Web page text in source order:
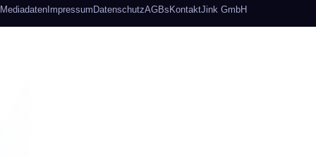
MediadatenImpressumDatenschutzAGBsKontaktJink GmbH